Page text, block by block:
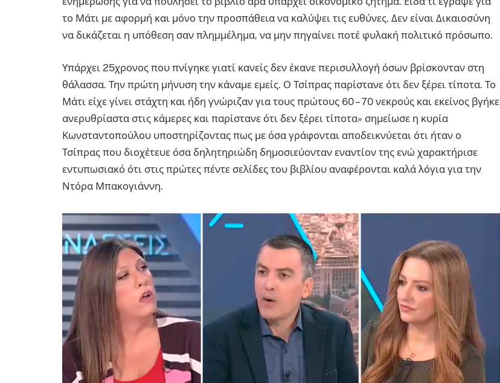
το Μάτι με αφορμή και μόνο την προσπάθεια να καλύψει τις ευθύνες. Δεν είναι Δικαιοσύνη
να δικάζεται η υπόθεση σαν πλημμέλημα, να μην πηγαίνει ποτέ φυλακή πολιτικό πρόσωπο.
Υπάρχει 25χρονος που πνίγηκε γιατί κανείς δεν έκανε περισυλλογή όσων βρίσκονταν στη
θάλασσα. Την πρώτη μήνυση την κάναμε εμείς. Ο Τσίπρας παρίστανε ότι δεν ξέρει τίποτα. Το
Μάτι είχε γίνει στάχτη και ήδη γνώριζαν για τους πρώτους 60 – 70 νεκρούς και εκείνος βγήκε
ανερυθρίαστα στις κάμερες και παρίστανε ότι δεν ξέρει τίποτα» σημείωσε η κυρία
Κωνσταντοπούλου υποστηρίζοντας πως με όσα γράφονται αποδεικνύεται ότι ήταν ο
Τσίπρας που διοχέτευε όσα δηλητηριώδη δημοσιεύονταν εναντίον της ενώ χαρακτήρισε
εντυπωσιακό ότι στις πρώτες πέντε σελίδες του βιβλίου αναφέρονται καλά λόγια για την
Ντόρα Μπακογιάννη.